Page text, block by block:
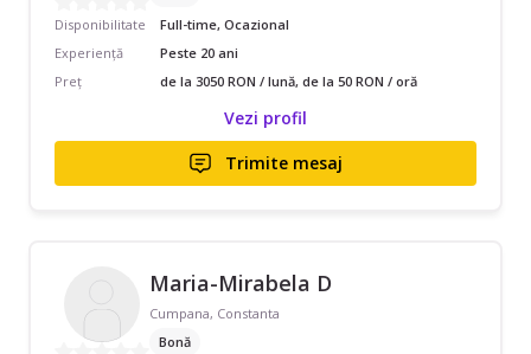
Disponibilitate
Full-time, Ocazional
Experiență
Peste 20 ani
Preț
de la 3050 RON / lună, de la 50 RON / oră
Vezi profil
Trimite mesaj
Maria-Mirabela D
Cumpana, Constanta
Bonă